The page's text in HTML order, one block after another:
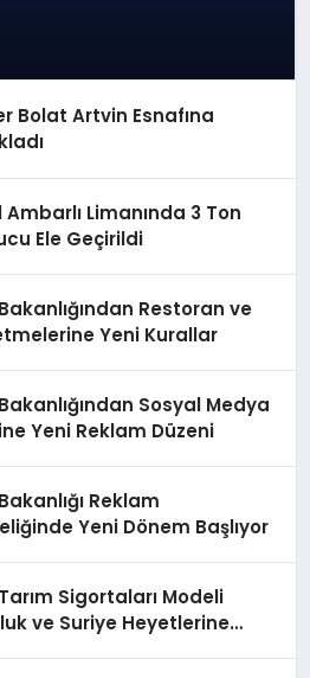
Bolat Artvin Esnafına
Limanında 3 Ton
Ele Geçirildi
Restoran ve
Yeni Kurallar
Sosyal Medya
Yeni Reklam Düzeni
Reklam
Yeni Dönem Başlıyor
Sigortaları Modeli
ve Suriye Heyetlerine